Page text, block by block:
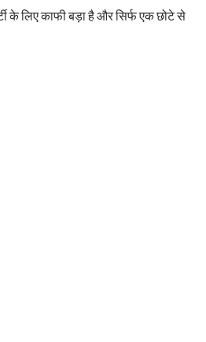
के लिए काफी बड़ा है और सिर्फ एक छोटे से